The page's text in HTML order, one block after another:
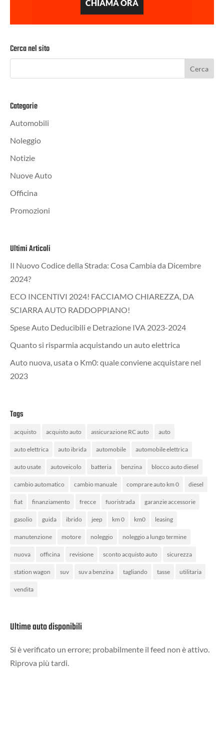
CHIAMA ORA
Cerca nel sito
Categorie
Automobili
Noleggio
Notizie
Nuove Auto
Officina
Promozioni
Ultimi Articoli
Il Nuovo Codice della Strada: Cosa Cambia da Dicembre
2024?
ECO INCENTIVI 2024! FACCIAMO CHIAREZZA, DA
SCIARRA AUTO RADDOPPIANO!
Spese Auto Deducibili e Detrazione IVA 2023-2024
Quanto si risparmia acquistando un auto elettrica
Auto nuova, usata o Km0: quale conviene acquistare nel
2023
Tags
acquisto acquisto auto assicurazione RC auto auto
auto elettrica auto ibrida automobile automobile elettrica
auto usate autoveicolo batteria benzina blocco auto diesel
cambio automatico cambio manuale comprare auto km 0 diesel
fiat finanziamento frecce fuoristrada garanzie accessorie
gasolio guida ibrido jeep km 0 km0 leasing
manutenzione motore noleggio noleggio a lungo termine
nuova officina revisione sconto acquisto auto sicurezza
station wagon suv suv a benzina tagliando tasse utilitaria
vendita
Ultime auto disponibili
Si è verificato un errore; probabilmente il feed non è attivo.
Riprova più tardi.